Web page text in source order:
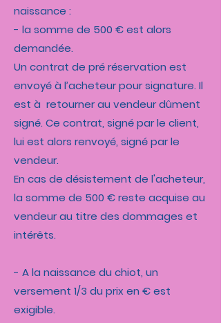
naissance :
- la somme de 500 € est alors
demandée.
Un contrat de pré réservation est
envoyé à l’acheteur pour signature. Il
est à retourner au vendeur dûment
signé. Ce contrat, signé par le client,
lui est alors renvoyé, signé par le
vendeur.
En cas de désistement de l'acheteur,
la somme de 500 € reste acquise au
vendeur au titre des dommages et
intérêts.
- A la naissance du chiot, un
versement 1/3 du prix en € est
exigible.